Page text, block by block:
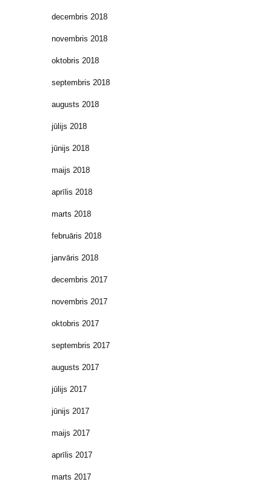
decembris 2018
novembris 2018
oktobris 2018
septembris 2018
augusts 2018
jūlijs 2018
jūnijs 2018
maijs 2018
aprīlis 2018
marts 2018
februāris 2018
janvāris 2018
decembris 2017
novembris 2017
oktobris 2017
septembris 2017
augusts 2017
jūlijs 2017
jūnijs 2017
maijs 2017
aprīlis 2017
marts 2017